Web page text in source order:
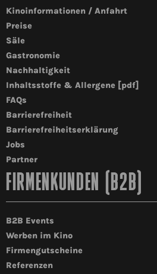
Kinoinformationen / Anfahrt
Preise
Säle
Gastronomie
Nachhaltigkeit
Inhaltsstoffe & Allergene [pdf]
FAQs
Barrierefreiheit
Barrierefreiheitserklärung
Jobs
Partner
FIRMENKUNDEN (B2B)
B2B Events
Werben im Kino
Firmengutscheine
Referenzen